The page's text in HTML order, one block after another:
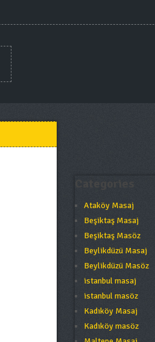
Ataköy Masaj
Beşiktaş Masaj
Beşiktaş Masöz
Beylikdüzü Masaj
Beylikdüzü Masöz
istanbul masaj
istanbul masöz
Kadıköy Masaj
Kadıköy masöz